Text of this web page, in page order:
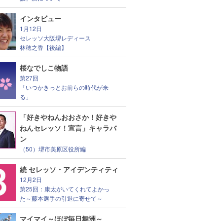
インタビュー
1月12日
セレッソ大阪堺レディース
林穂之香【後編】
桜なでしこ物語
第27回
「いつかきっとお前らの時代が来
る」
「好きやねんおおさか！好きや
ねんセレッソ！宣言」キャラバ
ン
（50）堺市美原区役所編
続 セレッソ・アイデンティティ
12月2日
第25回：康太がいてくれてよかっ
た～藤本選手の引退に寄せて～
マイマイ～ほぼ毎日舞洲～